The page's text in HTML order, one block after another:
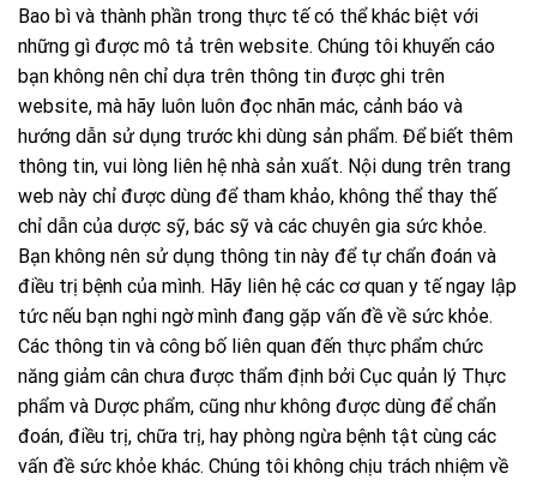
Bao bì và thành phần trong thực tế có thể khác biệt với
những gì được mô tả trên website. Chúng tôi khuyến cáo
bạn không nên chỉ dựa trên thông tin được ghi trên
website, mà hãy luôn luôn đọc nhãn mác, cảnh báo và
hướng dẫn sử dụng trước khi dùng sản phẩm. Để biết thêm
thông tin, vui lòng liên hệ nhà sản xuất. Nội dung trên trang
web này chỉ được dùng để tham khảo, không thể thay thế
chỉ dẫn của dược sỹ, bác sỹ và các chuyên gia sức khỏe.
Bạn không nên sử dụng thông tin này để tự chẩn đoán và
điều trị bệnh của mình. Hãy liên hệ các cơ quan y tế ngay lập
tức nếu bạn nghi ngờ mình đang gặp vấn đề về sức khỏe.
Các thông tin và công bố liên quan đến thực phẩm chức
năng giảm cân chưa được thẩm định bởi Cục quản lý Thực
phẩm và Dược phẩm, cũng như không được dùng để chẩn
đoán, điều trị, chữa trị, hay phòng ngừa bệnh tật cùng các
vấn đề sức khỏe khác. Chúng tôi không chịu trách nhiệm về